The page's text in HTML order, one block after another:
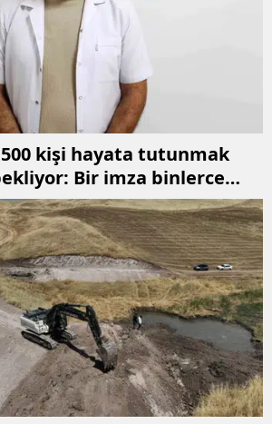
500 kişi hayata tutunmak
Bir imza binlerce